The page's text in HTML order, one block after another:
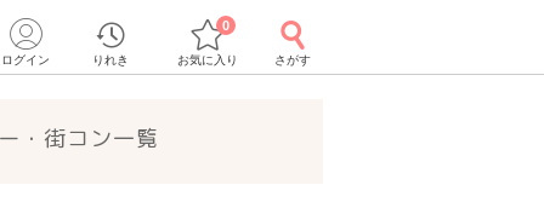
ログイン りれき お気に入り
0
さがす
・街コン一覧